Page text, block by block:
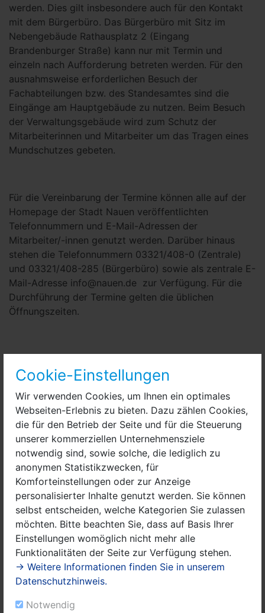
Cookie-Einstellungen
Wir verwenden Cookies, um Ihnen ein optimales
Webseiten-Erlebnis zu bieten. Dazu zählen Cookies,
die für den Betrieb der Seite und für die Steuerung
unserer kommerziellen Unternehmensziele
notwendig sind, sowie solche, die lediglich zu
anonymen Statistikzwecken, für
Komforteinstellungen oder zur Anzeige
personalisierter Inhalte genutzt werden. Sie können
selbst entscheiden, welche Kategorien Sie zulassen
möchten. Bitte beachten Sie, dass auf Basis Ihrer
Einstellungen womöglich nicht mehr alle
Funktionalitäten der Seite zur Verfügung stehen.
→ Weitere Informationen finden Sie in unserem
Datenschutzhinweis.
Notwendig
werden. Dies gilt insbesondere auch für den Kontakt
mit dem Bürgerbüro. Das Bürgerbüro mit Sitz im
Nebengebäude Rathausplatz 2 (Eingang
Brandenburger Straße) kann nur mit Termin und
einzeln nach Aufforderung betreten werden. Für den
ausnahmsweise erforderlichen Besuch der
Fachabteilungen bzw. des Standesamtes sind die
Eingänge am Hauptgebäude zu nutzen. Beim Besuch
der Verwaltungsgebäude wird zum Schutz der
Mitarbeiterinnen und Mitarbeiter um das Tragen eines
Mundschutzes gebeten.
Für die Vereinbarung der Termine können alle auf der
Homepage der Stadt Nauen veröffentlichten
Telefonnummern und E-Mail-Adressen der
Mitarbeiter/-innen genutzt werden. Darüber hinaus
stehen die Telefonnummern 03321/408-0 (Zentrale)
und 03321/408-285 (Bürgerbüro) sowie als zentrale E-
Mail-Adresse info@nauen.de zur Verfügung. Für die
Durchführung der Termine gelten die üblichen
Öffnungszeiten.
und die Entgegennahme von Hilfeersuchen ist eine
Hotline unter 03321/408-234 oder 03321/408-235
geschaltet.
Eheschließungen können ab sofort im Rathaus Nauen
und im Schloss Ribbeck durchgeführt werden.
Eheschließungen in der Außenstelle Groß Behnitz auf
dem Landgut Stober können mit Öffnung der
Gastronomie im Land Brandenburg – ab 15.05.2020
durchgeführt werden.
Dabei bitte ich zu berücksichtigen, dass die aktuelle
Verordnung weiterhin nur eine begrenzte Personenzahl
ermöglicht. Die jeweilige Gästezahl ist daher den
individuellen Räumlichkeiten angepasst worden. So
sind in den verschiedenen Trauzimmern folgende